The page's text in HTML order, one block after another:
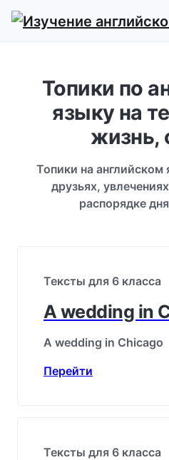
Топики по
языку на
жизнь,
Топики на английском
друзьях,
распорядке
Тексты для 6 класса
A wedding in
A wedding in Chicago
Перейти
Тексты для 6 класса